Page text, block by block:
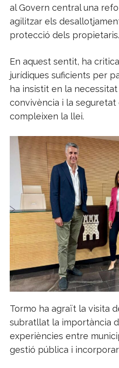
al Govern central una
agilitzar els
protecció dels propietaris.
En aquest sentit, ha
jurídiques suficients per
ha insistit en la
convivència i la seguretat
compleixen la llei.
Tormo ha agraït la visita
subratllat la importància
experiències entre
gestió pública i